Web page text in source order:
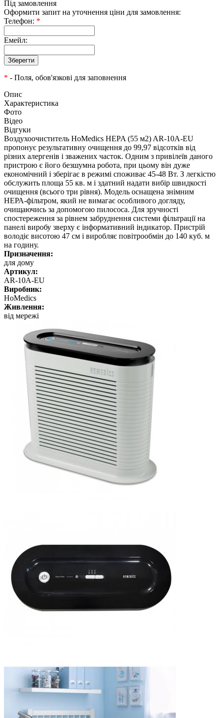
Під замовлення
Оформити запит на уточнення ціни для замовлення:
Телефон: *
Емейл:
* - Поля, обов'язкові для заповнення
Опис
Характеристика
Фото
Відео
Відгуки
Воздухоочиститель HoMedics HEPA (55 м2) AR-10A-EU
пропонує результативну очищення до 99,97 відсотків від
різних алергенів і зважених часток. Одним з привілеїв даного
пристрою є його безшумна робота, при цьому він дуже
економічний і зберігає в режимі споживає 45-48 Вт. З легкістю
обслужить площа 55 кв. м і здатний надати вибір швидкості
очищення (всього три рівня). Модель оснащена знімним
НЕРА-фільтром, який не вимагає особливого догляду,
очищаючись за допомогою пилососа. Для зручності
спостереження за рівнем забруднення системи фільтрації на
панелі виробу зверху є інформативний індикатор. Пристрій
володіє висотою 47 см і виробляє повітрообмін до 140 куб. м
на годину.
Призначення:
для дому
Артикул:
AR-10A-EU
Виробник:
HoMedics
Живлення:
від мережі